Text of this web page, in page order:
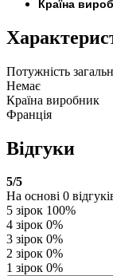
Країна
Потужність
Немає
Країна виробник
Франція
Відгуки
5/5
На основі 0
5 зірок 100%
4 зірок 0%
3 зірок 0%
2 зірок 0%
1 зірок 0%